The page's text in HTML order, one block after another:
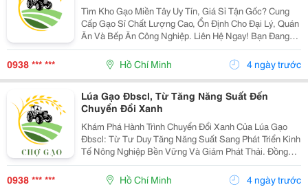
Tìm Kho Gạo Miền Tây Uy Tín, Giá Sỉ Tận Gốc? Cung
Cấp Gạo Sỉ Chất Lượng Cao, Ổn Định Cho Đại Lý, Quán
Ăn Và Bếp Ăn Công Nghiệp. Liên Hệ Ngay! Bạn Đang
Chuẩn Bị Mở Đại Lý Kinh Doanh Gạo Hoặc Tìm Kiếm
Nguồn Nguyên Liệu Chất Lượng, Ổn Định Cho Quán...
0938 *** *** Hồ Chí Minh 4 ngày trước
Lúa Gạo Đbscl, Từ Tăng Năng Suất Đến
Chuyển Đổi Xanh
Khám Phá Hành Trình Chuyển Đổi Xanh Của Lúa Gạo
Đbscl: Từ Tư Duy Tăng Năng Suất Sang Phát Triển Kinh
Tế Nông Nghiệp Bền Vững Và Giảm Phát Thải. Đồng
Bằng Sông Cửu Long (Đbscl) Từ Lâu Đã Khẳng Định Vị
Thế Là Vựa Lúa Lớn Nhất Cả Nước, Đóng Vai Trò...
0938 *** *** Hồ Chí Minh 4 ngày trước